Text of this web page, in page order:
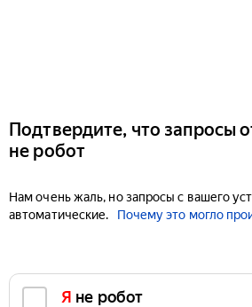
Подтвердите, что запросы
не робот
Нам очень жаль, но запросы с вашего
автоматические.
Почему это могло
Я не робот